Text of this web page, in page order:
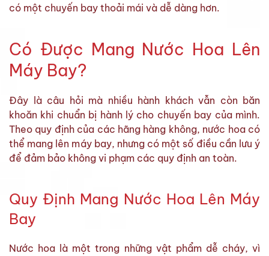
có một chuyến bay thoải mái và dễ dàng hơn.
Có Được Mang Nước Hoa Lên
Máy Bay?
Đây là câu hỏi mà nhiều hành khách vẫn còn băn
khoăn khi chuẩn bị hành lý cho chuyến bay của mình.
Theo quy định của các hãng hàng không, nước hoa có
thể mang lên máy bay, nhưng có một số điều cần lưu ý
để đảm bảo không vi phạm các quy định an toàn.
Quy Định Mang Nước Hoa Lên Máy
Bay
Nước hoa là một trong những vật phẩm dễ cháy, vì